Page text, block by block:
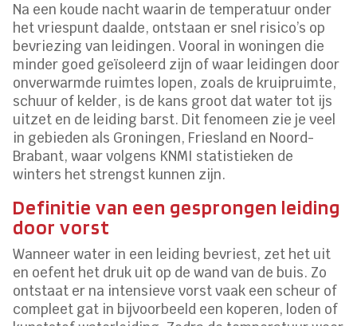
Na een koude nacht waarin de temperatuur onder
het vriespunt daalde, ontstaan er snel risico’s op
bevriezing van leidingen. Vooral in woningen die
minder goed geïsoleerd zijn of waar leidingen door
onverwarmde ruimtes lopen, zoals de kruipruimte,
schuur of kelder, is de kans groot dat water tot ijs
uitzet en de leiding barst. Dit fenomeen zie je veel
in gebieden als Groningen, Friesland en Noord-
Brabant, waar volgens KNMI statistieken de
winters het strengst kunnen zijn.
Definitie van een gesprongen leiding
door vorst
Wanneer water in een leiding bevriest, zet het uit
en oefent het druk uit op de wand van de buis. Zo
ontstaat er na intensieve vorst vaak een scheur of
compleet gat in bijvoorbeeld een koperen, loden of